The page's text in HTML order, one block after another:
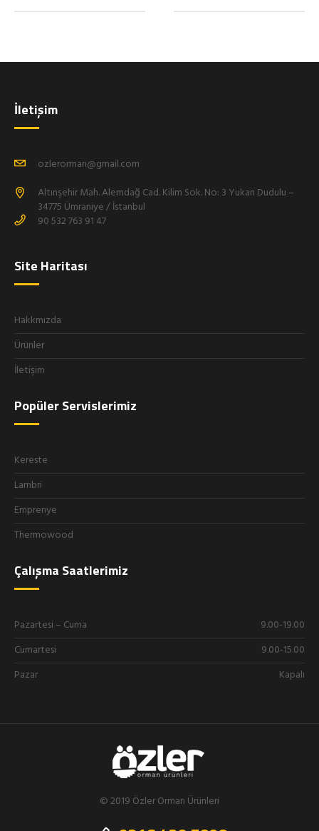
İletişim
ozlerorman@gmail.com
Altınşehir Mah. Alemdağ Cad. Kilim Sok. No: 3 Yukarı Dudulu –
34775 Ümraniye / İstanbul
90 532 763 91 47
Site Haritası
Hakkmızda
Ürünler
İletişim
Popüler Servislerimiz
Kereste
Lambri
Emprenye
Thermowood
Çalışma Saatlerimiz
Pazartesi – Cuma
9.00-19.00
Cumartesi
9.00-15.00
Pazar
Kapalı
© 2019 Özler Orman Ürünleri